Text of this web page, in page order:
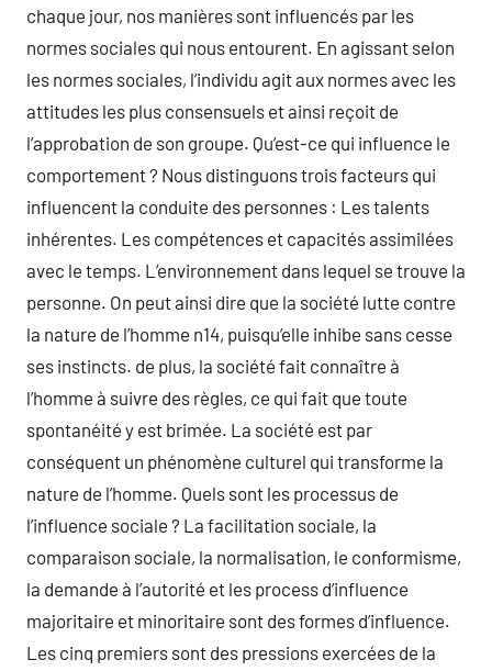
chaque jour, nos manières sont influencés par les
normes sociales qui nous entourent. En agissant selon
les normes sociales, l’individu agit aux normes avec les
attitudes les plus consensuels et ainsi reçoit de
l’approbation de son groupe. Qu’est-ce qui influence le
comportement ? Nous distinguons trois facteurs qui
influencent la conduite des personnes : Les talents
inhérentes. Les compétences et capacités assimilées
avec le temps. L’environnement dans lequel se trouve la
personne. On peut ainsi dire que la société lutte contre
la nature de l’homme n14, puisqu’elle inhibe sans cesse
ses instincts. de plus, la société fait connaître à
l’homme à suivre des règles, ce qui fait que toute
spontanéité y est brimée. La société est par
conséquent un phénomène culturel qui transforme la
nature de l’homme. Quels sont les processus de
l’influence sociale ? La facilitation sociale, la
comparaison sociale, la normalisation, le conformisme,
la demande à l’autorité et les process d’influence
majoritaire et minoritaire sont des formes d’influence.
Les cinq premiers sont des pressions exercées de la